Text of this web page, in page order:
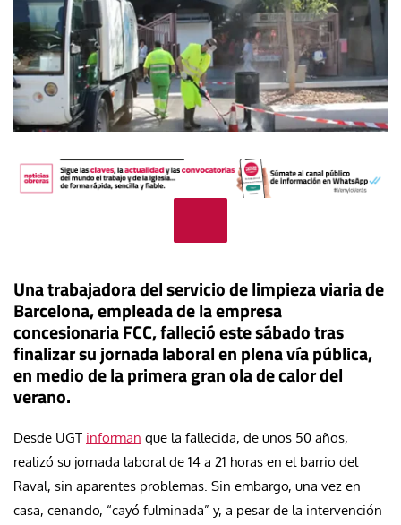
Una trabajadora del servicio de limpieza viaria de
Barcelona, empleada de la empresa
concesionaria FCC, falleció este sábado tras
finalizar su jornada laboral en plena vía pública,
en medio de la primera gran ola de calor del
verano.
Desde UGT informan que la fallecida, de unos 50 años,
realizó su jornada laboral de 14 a 21 horas en el barrio del
Raval, sin aparentes problemas. Sin embargo, una vez en
casa, cenando, “cayó fulminada” y, a pesar de la intervención